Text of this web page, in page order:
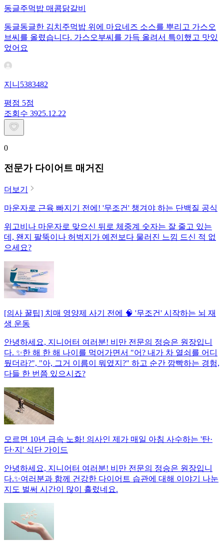
동글주먹밥 매콤닭갈비
동글동글한 김치주먹밥 위에 마요네즈 소스를 뿌리고 가스오
브씨를 올렸습니다. 가스오부씨를 가득 올려서 특이했고 맛있
었어요
지니5383482
평점 5점
조회수 3925.12.22
0
전문가 다이어트 매거진
더보기
마운자로 근육 빠지기 전에! '무조건' 챙겨야 하는 단백질 공식
위고비나 마운자로 맞으신 뒤로 체중계 숫자는 잘 줄고 있는
데, 왠지 팔뚝이나 허벅지가 예전보다 물러진 느낌 드신 적 없
으세요?
[의사 꿀팁] 치매 영양제 사기 전에 🧠 '무조건' 시작하는 뇌 재
생 운동
안녕하세요, 지니어터 여러분! 비만 전문의 정승은 원장입니
다. ✨한 해 한 해 나이를 먹어가면서 "어? 내가 차 열쇠를 어디
뒀더라?", "아, 그거 이름이 뭐였지?" 하고 순간 깜빡하는 경험,
다들 한 번쯤 있으시죠?
모르면 10년 급속 노화! 의사인 제가 매일 아침 사수하는 '탄·
단·지' 식단 가이드
안녕하세요, 지니어터 여러분! 비만 전문의 정승은 원장입니
다.✨여러분과 함께 건강한 다이어트 습관에 대해 이야기 나눈
지도 벌써 시간이 많이 흘렀네요.